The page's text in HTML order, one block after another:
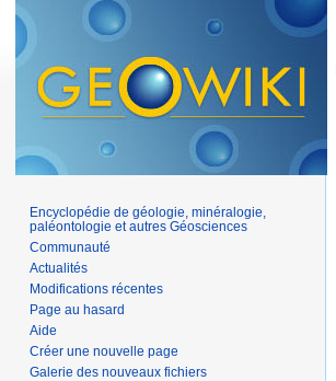
Encyclopédie de géologie, minéralogie,
paléontologie et autres Géosciences
Communauté
Actualités
Modifications récentes
Page au hasard
Aide
Créer une nouvelle page
Galerie des nouveaux fichiers